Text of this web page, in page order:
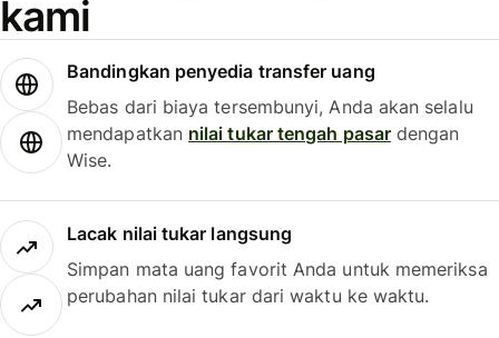
kami
Bandingkan penyedia transfer uang
Bebas dari biaya tersembunyi, Anda akan selalu
mendapatkan nilai tukar tengah pasardengan
Wise.
Lacak nilai tukar langsung
Simpan mata uang favorit Anda untuk memeriksa
perubahan nilai tukar dari waktu ke waktu.